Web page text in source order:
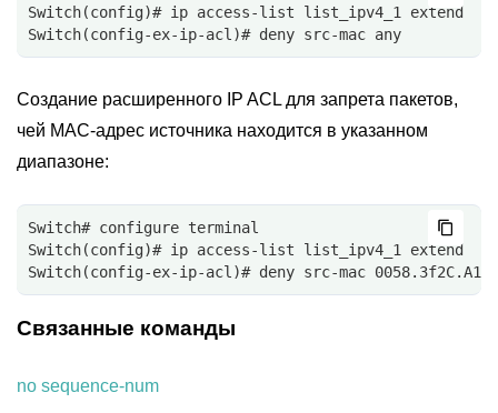
Switch(config)# ip access-list list_ipv4_1 extend
Switch(config-ex-ip-acl)# deny src-mac any
Создание расширенного IP ACL для запрета пакетов,
чей MAC-адрес источника находится в указанном
диапазоне:
Switch# configure terminal
Switch(config)# ip access-list list_ipv4_1 extend
Switch(config-ex-ip-acl)# deny src-mac
Связанные команды
no sequence-num